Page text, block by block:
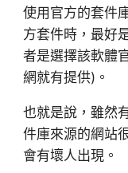
使用官方的套件
方套件時，最好
者是選擇該軟體
網就有提供)。
也就是說，雖然
件庫來源的網站
會有壞人出現。